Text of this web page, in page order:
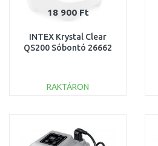
18 900 Ft
INTEX Krystal Clear
QS200 Sóbontó 26662
RAKTÁRON